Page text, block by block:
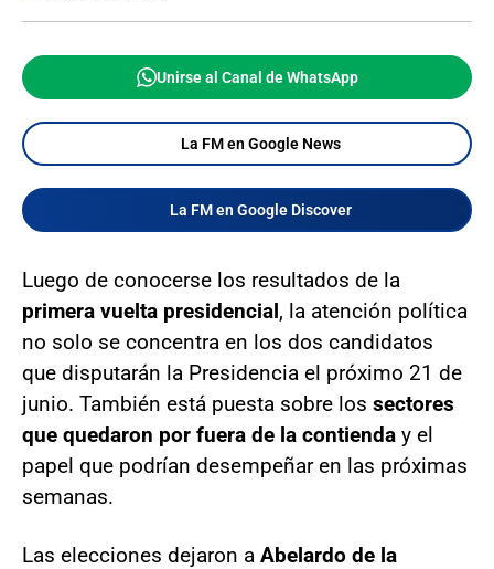
Unirse al Canal de WhatsApp
La FM en Google News
La FM en Google Discover
Luego de conocerse los resultados de la
primera vuelta presidencial, la atención política
no solo se concentra en los dos candidatos
que disputarán la Presidencia el próximo 21 de
junio. También está puesta sobre los sectores
que quedaron por fuera de la contienda y el
papel que podrían desempeñar en las próximas
semanas.
Las elecciones dejaron a Abelardo de la